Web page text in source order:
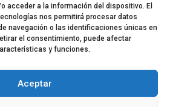
acceder a la información del dispositivo. El
nos permitirá procesar datos
navegación o las identificaciones únicas en
el consentimiento, puede afectar
y funciones.
Aceptar
EPDLT Contacto